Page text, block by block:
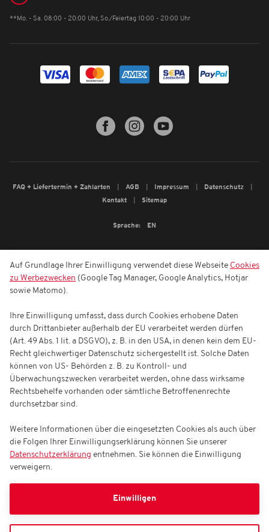
**Mo. - Sa. 08:00 - 20:00 Uhr, So./Feiertag 10:00 - 20:00 Uhr
FAQ + Liefertermin + Zahlarten AGB Impressum
Datenschutz
Kontakt
Sitemap
Sprache: EN
Auf Grundlage Ihrer Einwilligung verwendet diese Webseite Cookies
zu Werbezwecken (Google Tag Manager, Google Analytics, Hotjar
sowie Matomo).
Ihre Einwilligung umfasst, dass durch Cookies erhobene Daten
durch Drittanbieter außerhalb der EU verarbeitet werden dürfen
(Art. 49 Abs. 1 lit. a DSGVO), z. B. in den USA, in denen kein dem EU-
Recht gleichwertiger Datenschutz sichergestellt ist. Solche Daten
können von US- Behörden z. B. zu Kontroll- und
Überwachungszwecken verarbeitet werden, ohne dass wirksame
Rechtsbehelfe vorhanden oder sämtliche Betroffenenrechte
durchsetzbar sind.
Weitere Informationen über die eingesetzten Cookies als auch über
die Folgen Ihrer Einwilligungserklärung können Sie unserer
Datenschutzerklärung entnehmen. Sie können die Einwilligung
verweigern.
Einwilligen